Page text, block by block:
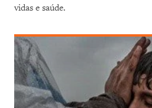
vidas e saúde.